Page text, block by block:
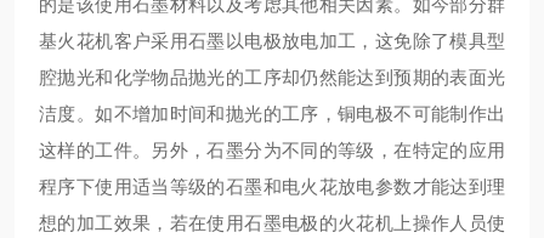
的是该使用石墨材料以及考虑其他相关因素。如今部分群
基火花机客户采用石墨以电极放电加工，这免除了模具型
腔抛光和化学物品抛光的工序却仍然能达到预期的表面光
洁度。如不增加时间和抛光的工序，铜电极不可能制作出
这样的工件。另外，石墨分为不同的等级，在特定的应用
程序下使用适当等级的石墨和电火花放电参数才能达到理
想的加工效果，若在使用石墨电极的火花机上操作人员使